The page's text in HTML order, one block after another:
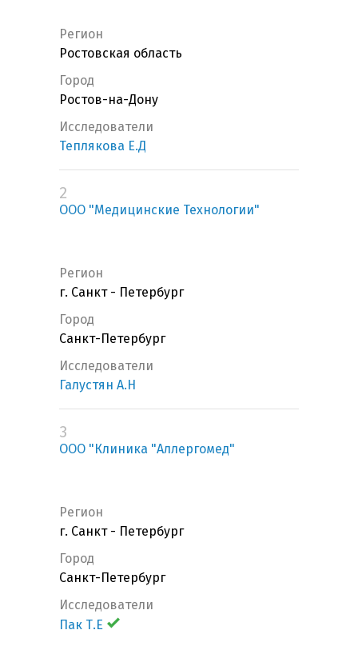
Регион
Ростовская область
Город
Ростов-на-Дону
Исследователи
Теплякова Е.Д
2
ООО "Медицинские Технологии"
Регион
г. Санкт - Петербург
Город
Санкт-Петербург
Исследователи
Галустян А.Н
3
ООО "Клиника "Аллергомед"
Регион
г. Санкт - Петербург
Город
Санкт-Петербург
Исследователи
Пак Т.Е